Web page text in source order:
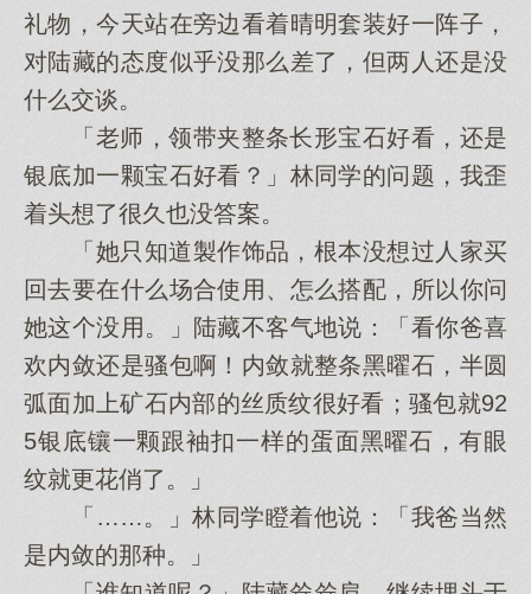
礼物，今天站在旁边看着晴明套装好一阵子，
对陆藏的态度似乎没那么差了，但两人还是没
什么交谈。
「老师，领带夹整条长形宝石好看，还是
银底加一颗宝石好看？」林同学的问题，我歪
着头想了很久也没答案。
「她只知道製作饰品，根本没想过人家买
回去要在什么场合使用、怎么搭配，所以你问
她这个没用。」陆藏不客气地说：「看你爸喜
欢内敛还是骚包啊！内敛就整条黑曜石，半圆
弧面加上矿石内部的丝质纹很好看；骚包就92
5银底镶一颗跟袖扣一样的蛋面黑曜石，有眼
纹就更花俏了。」
「……。」林同学瞪着他说：「我爸当然
是内敛的那种。」